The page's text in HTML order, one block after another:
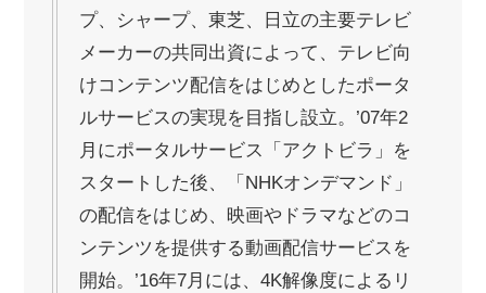
プ、シャープ、東芝、日立の主要テレビ
メーカーの共同出資によって、テレビ向
けコンテンツ配信をはじめとしたポータ
ルサービスの実現を目指し設立。’07年2
月にポータルサービス「アクトビラ」を
スタートした後、「NHKオンデマンド」
の配信をはじめ、映画やドラマなどのコ
ンテンツを提供する動画配信サービスを
開始。’16年7月には、4K解像度によるリ